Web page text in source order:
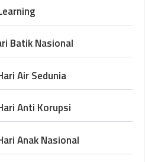
Batik Nasional
Air Sedunia
Anti Korupsi
Anak Nasional